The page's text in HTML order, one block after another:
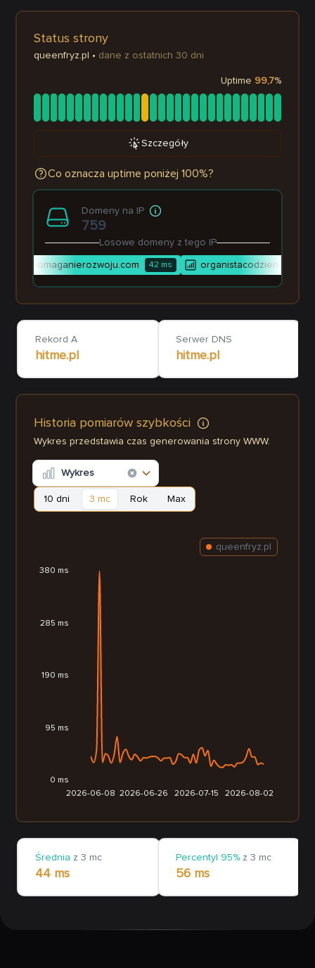
Status strony
queenfryz.pl • dane z ostatnich 30 dni
Uptime 99,7%
Szczegóły
Co oznacza uptime poniżej 100%?
Domeny na IP
759
Losowe domeny z tego IP
wspomaganierozwoju.com 42ms organistacodzienny.pl
Rekord A
hitme.pl
Serwer DNS
hitme.pl
Historia pomiarów szybkości
Wykres przedstawia czas generowania strony WWW.
Wykres
10 dni 3 mc Rok Max
2026-06-08 2026-06-26 2026-07-15 2026-08-02
0 ms
95 ms
190 ms
285 ms
380 ms
queenfryz.pl
Średnia z 3 mc
44 ms
Percentyl 95% z 3 mc
56 ms